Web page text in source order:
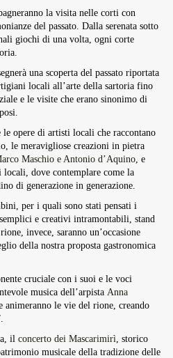
la visita nelle corti con
del passato. Dalla serenata sotto
giochi di una volta, ogni corte
una scoperta del passato riportata
locali all’arte della sartoria fino
e le visite che erano sinonimo di
opere di artisti locali che raccontano
le meravigliose creazioni in pietra
Maschio e Antonio d’Aquino, e
dove contemplare come la
di generazione in generazione.
per i quali sono stati pensati i
e creativi intramontabili, stand
invece, saranno un’occasione
della nostra proposta gastronomica
cruciale con i suoi e le voci
musica dell’arpista Anna
animeranno le vie del rione, creando
il concerto dei Mascarimirì, storico
musicale della tradizione delle